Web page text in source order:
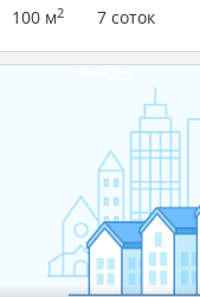
100 м2 7 соток